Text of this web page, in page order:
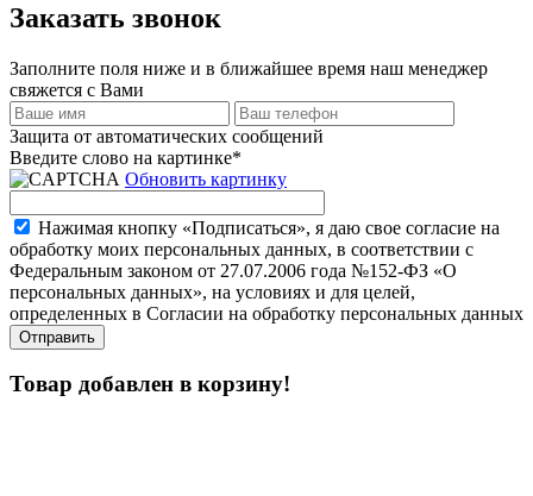
Заказать звонок
Заполните поля ниже и в ближайшее время наш менеджер
свяжется с Вами
Защита от автоматических сообщений
Введите слово на картинке*
Обновить картинку
Нажимая кнопку «Подписаться», я даю свое согласие на
обработку моих персональных данных, в соответствии с
Федеральным законом от 27.07.2006 года №152-ФЗ «О
персональных данных», на условиях и для целей,
определенных в Согласии на обработку персональных данных
Товар добавлен в корзину!